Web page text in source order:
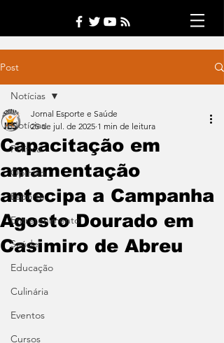
Post
Notícias
Política
Opinião
Esporte
Entretenimento
Saúde
Educação
Culinária
Eventos
Cursos
Notícias
Capacitação em
amamentação
antecipa a Campanha
Agosto Dourado em
Casimiro de Abreu
Jornal Esporte e Saúde
25 de jul. de 2025 1 min de leitura